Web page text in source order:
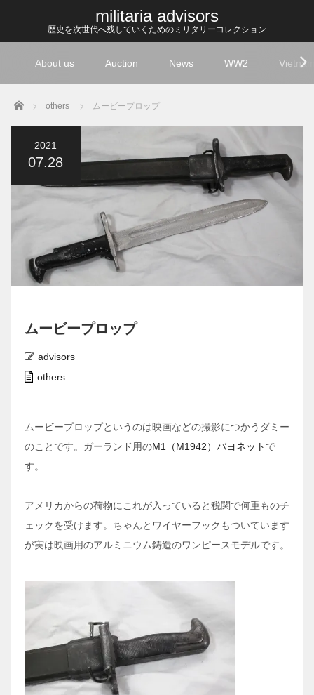
militaria advisors
歴史を次世代へ残していくためのミリタリーコレクション
About us Auction News WW2
Home others ムービープロップ
2021
07.28
ムービープロップ
advisors
others
ムービープロップというのは映画などの撮影につかうダミー
のことです。ガーランド用のM1（M1942）バヨネット で
す。
アメリカからの荷物にこれが入っていると税関で何重ものチ
ェックを受けます。ちゃんとワイヤーフックもついています
が実は映画用のアルミニウム鋳造のワンピースモデルです。